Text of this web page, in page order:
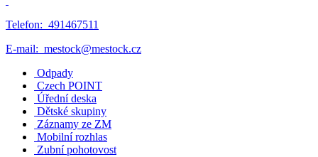
Telefon: 491467511
E-mail: mestock@mestock.cz
Odpady
Czech POINT
Úřední deska
Dětské skupiny
Záznamy ze ZM
Mobilní rozhlas
Zubní pohotovost